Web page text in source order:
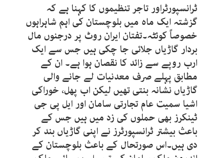
ٹرانسپورٹراور تاجر تنظیموں کا کہنا ہے کہ
گزشتہ ایک ماہ میں بلوچستان کی اہم شاہراہوں
خصوصاً کوئٹہ۔تفتان ایران روٹ پر درجنوں مال
بردار گاڑیاں جلائی جا چکی ہیں جس سے ایک
ارب روپے سے زائد کا نقصان ہوا ہے۔ ان کے
مطابق پہلے صرف معدنیات لے جانے والی
گاڑیاں نشانہ بنتی تھیں لیکن اب پھل، خوراکی
اشیا سمیت عام تجارتی سامان اور ایل پی جی
ٹینکرز بھی حملوں کی زد میں ہیں جس کے
باعث بیشتر ٹرانسپورٹرز نے اپنی گاڑیاں بند کر
دی ہیں۔اس صورتحال کے باعث بلوچستان کے